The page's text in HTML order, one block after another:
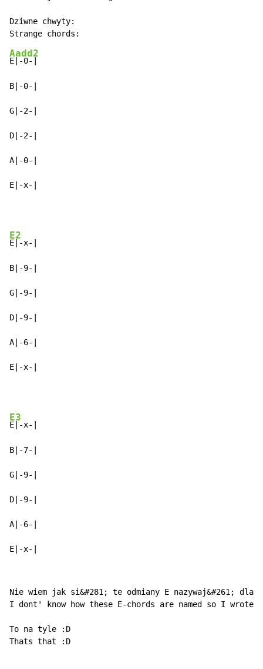
Dziwne chwyty:
Aadd2
E|-0-|
B|-0-|
G|-2-|
D|-2-|
A|-0-|
E|-x-|
E2
E|-x-|
B|-9-|
G|-9-|
D|-9-|
A|-6-|
E|-x-|
E3
E|-x-|
B|-7-|
G|-9-|
D|-9-|
A|-6-|
E|-x-|
Nie wiem jak si&#281; te odmiany E nazywaj&#261;
I dont' know how these E-chords are named so I wrote
To na tyle :D
Thats that :D